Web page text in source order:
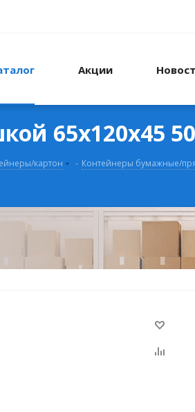
Акции
65x120x45
картон - Контейнеры бумажные/